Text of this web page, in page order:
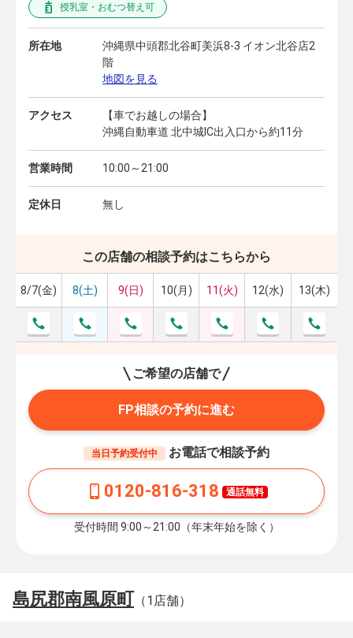
授乳室・おむつ替え可
所在地
沖縄県中頭郡北谷町美浜8-3 イオン北谷店2
階
地図を見る
アクセス
【車でお越しの場合】
沖縄自動車道 北中城IC出入口から約11分
営業時間 10:00～21:00
定休日 無し
この店舗の相談予約はこちらから
8/7(金) 8(土) 9(日) 10(月) 11(火) 12(水) 13(木)
ご希望の店舗で
FP相談の予約に進む
当日予約受付中 お電話で相談予約
0120-816-318 通話無料
受付時間 9:00～21:00（年末年始を除く）
島尻郡南風原町 （1店舗）